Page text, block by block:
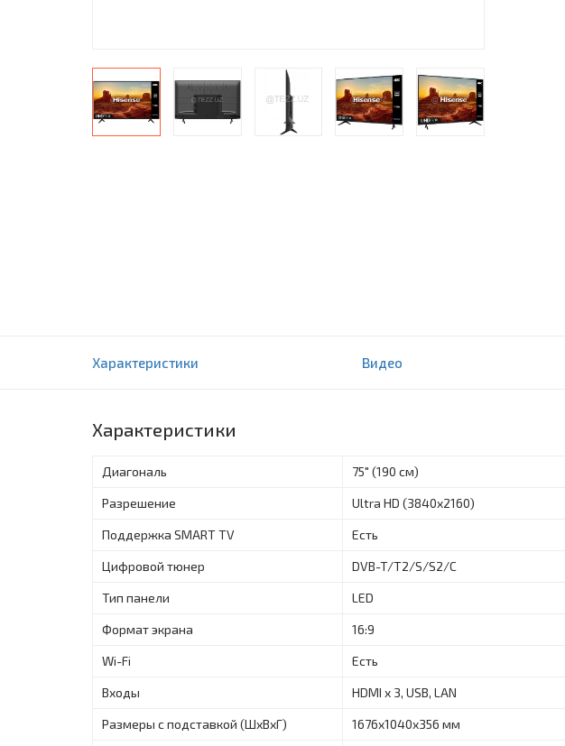
Характеристики Видео
Характеристики
Диагональ 75" (190 см)
Разрешение Ultra HD (3840x2160)
Поддержка SMART TV Есть
Цифровой тюнер DVB-T/T2/S/S2/C
Тип панели LED
Формат экрана 16:9
Wi-Fi Есть
Входы HDMI x 3, USB, LAN
Размеры с подставкой (ШxВxГ) 1676x1040x356 мм